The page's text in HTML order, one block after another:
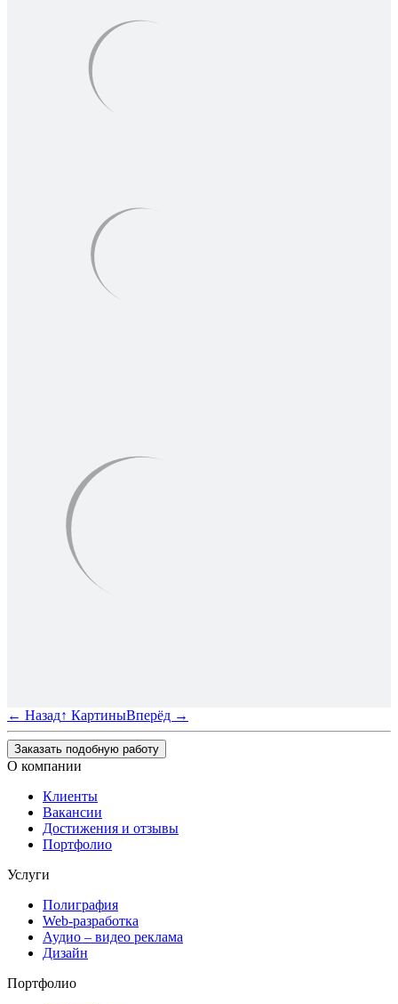
← Назад↑ КартиныВперёд →
Заказать подобную работу
О компании
Клиенты
Вакансии
Достижения и отзывы
Портфолио
Услуги
Полиграфия
Web-разработка
Аудио – видео реклама
Дизайн
Портфолио